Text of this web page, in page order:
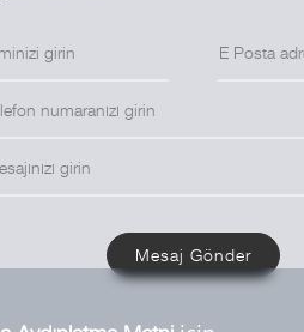
Mesaj Gönder